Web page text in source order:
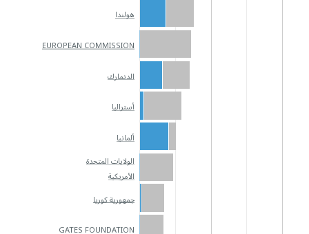
هولندا
EUROPEAN COMMISSION
الدنمارك
أستراليا
ألمانيا
الولايات المتحدة
الأمريكية
جمهورية كوريا
GATES FOUNDATION